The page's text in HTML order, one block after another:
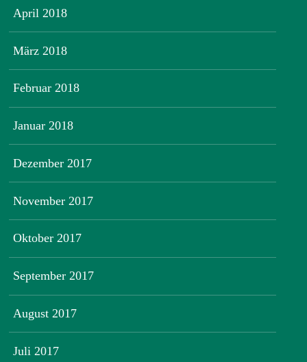
April 2018
März 2018
Februar 2018
Januar 2018
Dezember 2017
November 2017
Oktober 2017
September 2017
August 2017
Juli 2017